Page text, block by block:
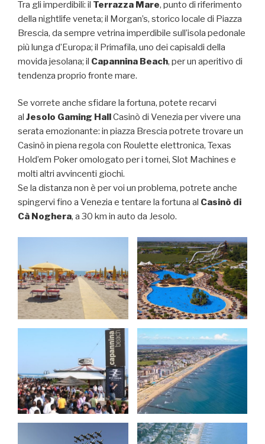
Tra gli imperdibili: il Terrazza Mare, punto di riferimento
della nightlife veneta; il Morgan’s, storico locale di Piazza
Brescia, da sempre vetrina imperdibile sull’isola pedonale
più lunga d’Europa; il Primafila, uno dei capisaldi della
movida jesolana; il Capannina Beach, per un aperitivo di
tendenza proprio fronte mare.
Se vorrete anche sfidare la fortuna, potete recarvi
al Jesolo Gaming HallCasinò di Venezia per vivere una
serata emozionante: in piazza Brescia potrete trovare un
Casinò in piena regola con Roulette elettronica, Texas
Hold’em Poker omologato per i tornei, Slot Machines e
molti altri avvincenti giochi.
Se la distanza non è per voi un problema, potrete anche
spingervi fino a Venezia e tentare la fortuna al Casinò di
Cà Noghera, a 30 km in auto da Jesolo.